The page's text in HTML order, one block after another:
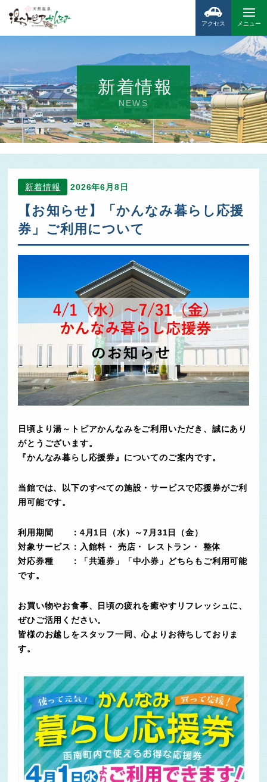
メニュー
アクセス
新着情報
NEWS
新着情報 2026年6月8日
【お知らせ】「かんなみ暮らし応援
券」ご利用について
日頃より湯～トピアかんなみをご利用いただき、誠にあり
がとうございます。
『かんなみ暮らし応援券』についてのご案内です。
当館では、以下のすべての施設・サービスで応援券がご利
用可能です。
利用期間 ：4月1日（水）～7月31日（金）
対象サービス：入館料・ 売店・ レストラン・ 整体
対応券種 ：「共通券」「中小券」どちらもご利用可能
です。
お買い物やお食事、日頃の疲れを癒やすリフレッシュに、
ぜひご活用ください。
皆様のお越しをスタッフ一同、心よりお待ちしておりま
す。